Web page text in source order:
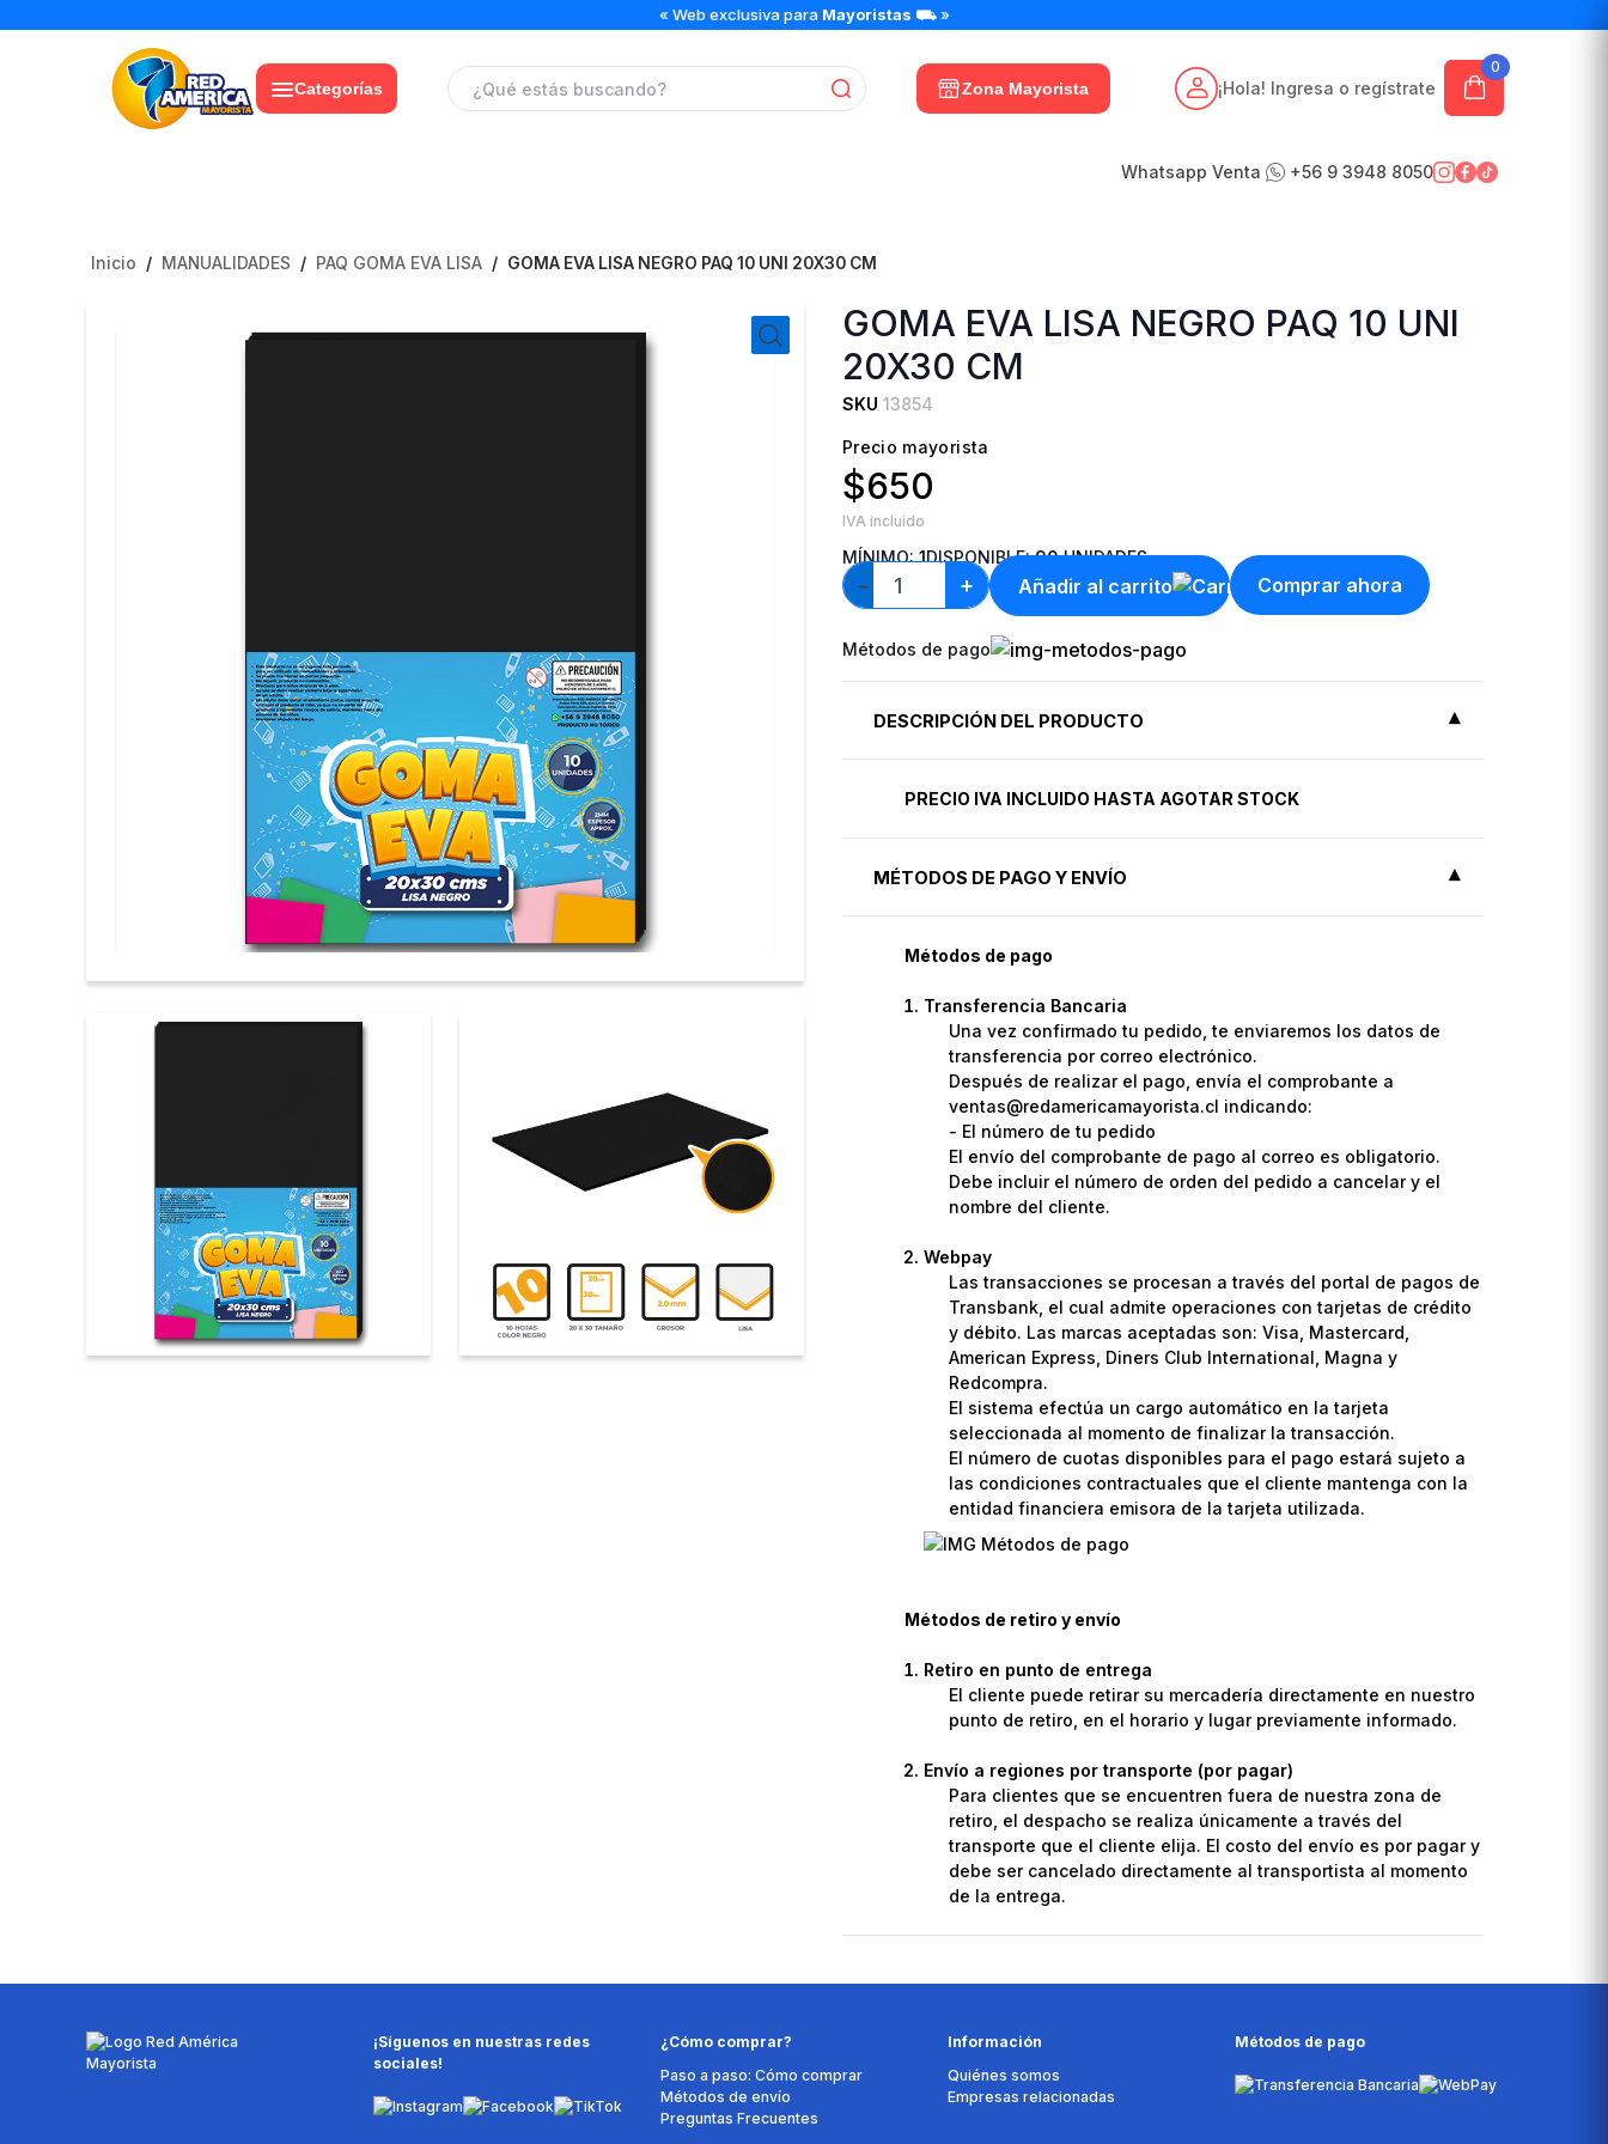
« Web exclusiva para Mayoristas ⛟ »
Categorías Zona Mayorista
0
¡Hola! Ingresa o regístrate
Whatsapp Venta +56 9 3948 8050
Inicio / MANUALIDADES / PAQ GOMA EVA LISA / GOMA EVA LISA NEGRO PAQ 10 UNI 20X30 CM
GOMA EVA LISA NEGRO PAQ 10 UNI
20X30 CM
SKU 13854
Precio mayorista
$650
IVA incluido
MÍNIMO:1DISPONIBLE:90UNIDADES
−
GOMA
EVA
+ Añadir al carrito Comprar ahora
Métodos de pago
DESCRIPCIÓN DEL PRODUCTO
PRECIO IVA INCLUIDO HASTA AGOTAR STOCK
MÉTODOS DE PAGO Y ENVÍO
Métodos de pago
Transferencia Bancaria
Una vez confirmado tu pedido, te enviaremos los datos de
transferencia por correo electrónico.
Después de realizar el pago, envía el comprobante a
ventas@redamericamayorista.cl indicando:
- El número de tu pedido
El envío del comprobante de pago al correo es obligatorio.
Debe incluir el número de orden del pedido a cancelar y el
nombre del cliente.
Webpay
Las transacciones se procesan a través del portal de pagos de
Transbank, el cual admite operaciones con tarjetas de crédito
y débito. Las marcas aceptadas son: Visa, Mastercard,
American Express, Diners Club International, Magna y
Redcompra.
El sistema efectúa un cargo automático en la tarjeta
seleccionada al momento de finalizar la transacción.
El número de cuotas disponibles para el pago estará sujeto a
las condiciones contractuales que el cliente mantenga con la
entidad financiera emisora de la tarjeta utilizada.
Métodos de retiro y envío
Retiro en punto de entrega
El cliente puede retirar su mercadería directamente en nuestro
punto de retiro, en el horario y lugar previamente informado.
Envío a regiones por transporte (por pagar)
Para clientes que se encuentren fuera de nuestra zona de
retiro, el despacho se realiza únicamente a través del
transporte que el cliente elija. El costo del envío es por pagar y
debe ser cancelado directamente al transportista al momento
de la entrega.
¡Síguenos en nuestras redes
sociales!
¿Cómo comprar?
Paso a paso: Cómo comprar
Métodos de envío
Preguntas Frecuentes
Información
Quiénes somos
Empresas relacionadas
Métodos de pago